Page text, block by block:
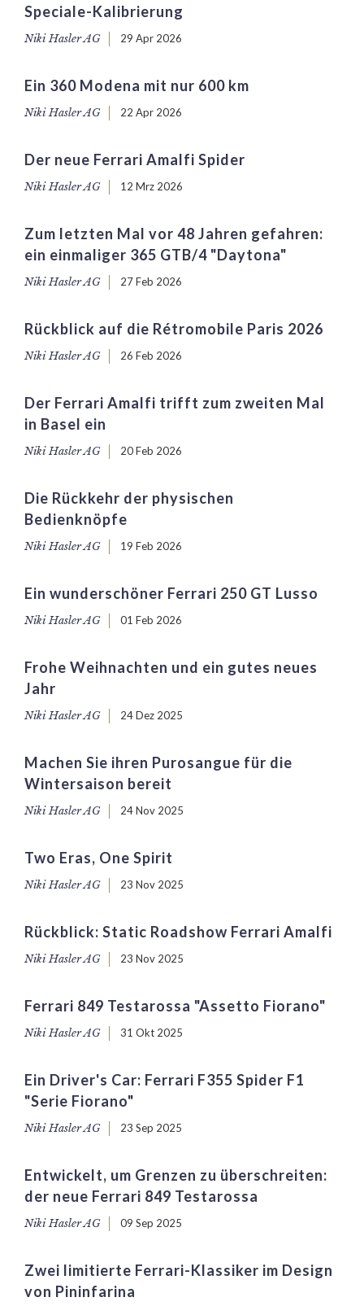
Speciale-Kalibrierung
Niki Hasler AG 29 Apr 2026
Ein 360 Modena mit nur 600 km
Niki Hasler AG 22 Apr 2026
Der neue Ferrari Amalfi Spider
Niki Hasler AG 12 Mrz 2026
Zum letzten Mal vor 48 Jahren gefahren:
ein einmaliger 365 GTB/4 "Daytona"
Niki Hasler AG 27 Feb 2026
Rückblick auf die Rétromobile Paris 2026
Niki Hasler AG 26 Feb 2026
Der Ferrari Amalfi trifft zum zweiten Mal
in Basel ein
Niki Hasler AG 20 Feb 2026
Die Rückkehr der physischen
Bedienknöpfe
Niki Hasler AG 19 Feb 2026
Ein wunderschöner Ferrari 250 GT Lusso
Niki Hasler AG 01 Feb 2026
Frohe Weihnachten und ein gutes neues
Jahr
Niki Hasler AG 24 Dez 2025
Machen Sie ihren Purosangue für die
Wintersaison bereit
Niki Hasler AG 24 Nov 2025
Two Eras, One Spirit
Niki Hasler AG 23 Nov 2025
Rückblick: Static Roadshow Ferrari Amalfi
Niki Hasler AG 23 Nov 2025
Ferrari 849 Testarossa "Assetto Fiorano"
Niki Hasler AG 31 Okt 2025
Ein Driver's Car: Ferrari F355 Spider F1
"Serie Fiorano"
Niki Hasler AG 23 Sep 2025
Entwickelt, um Grenzen zu überschreiten:
der neue Ferrari 849 Testarossa
Niki Hasler AG 09 Sep 2025
Zwei limitierte Ferrari-Klassiker im Design
von Pininfarina